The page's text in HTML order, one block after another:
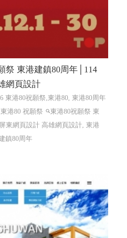
祭 東港建鎮80周年│114
網頁設計
東港80祝願祭,東港80, 東港80周年
港80 祝願祭
東港80祝願祭 東
屏東網頁設計 高雄網頁設計, 東港
鎮80周年